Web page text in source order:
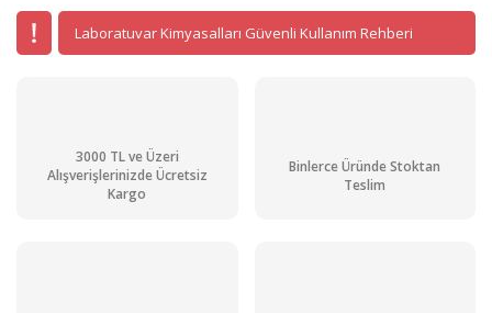
Laboratuvar Kimyasalları Güvenli Kullanım Rehberi
3000 TL ve Üzeri
Alışverişlerinizde Ücretsiz
Kargo
Binlerce Üründe Stoktan
Teslim